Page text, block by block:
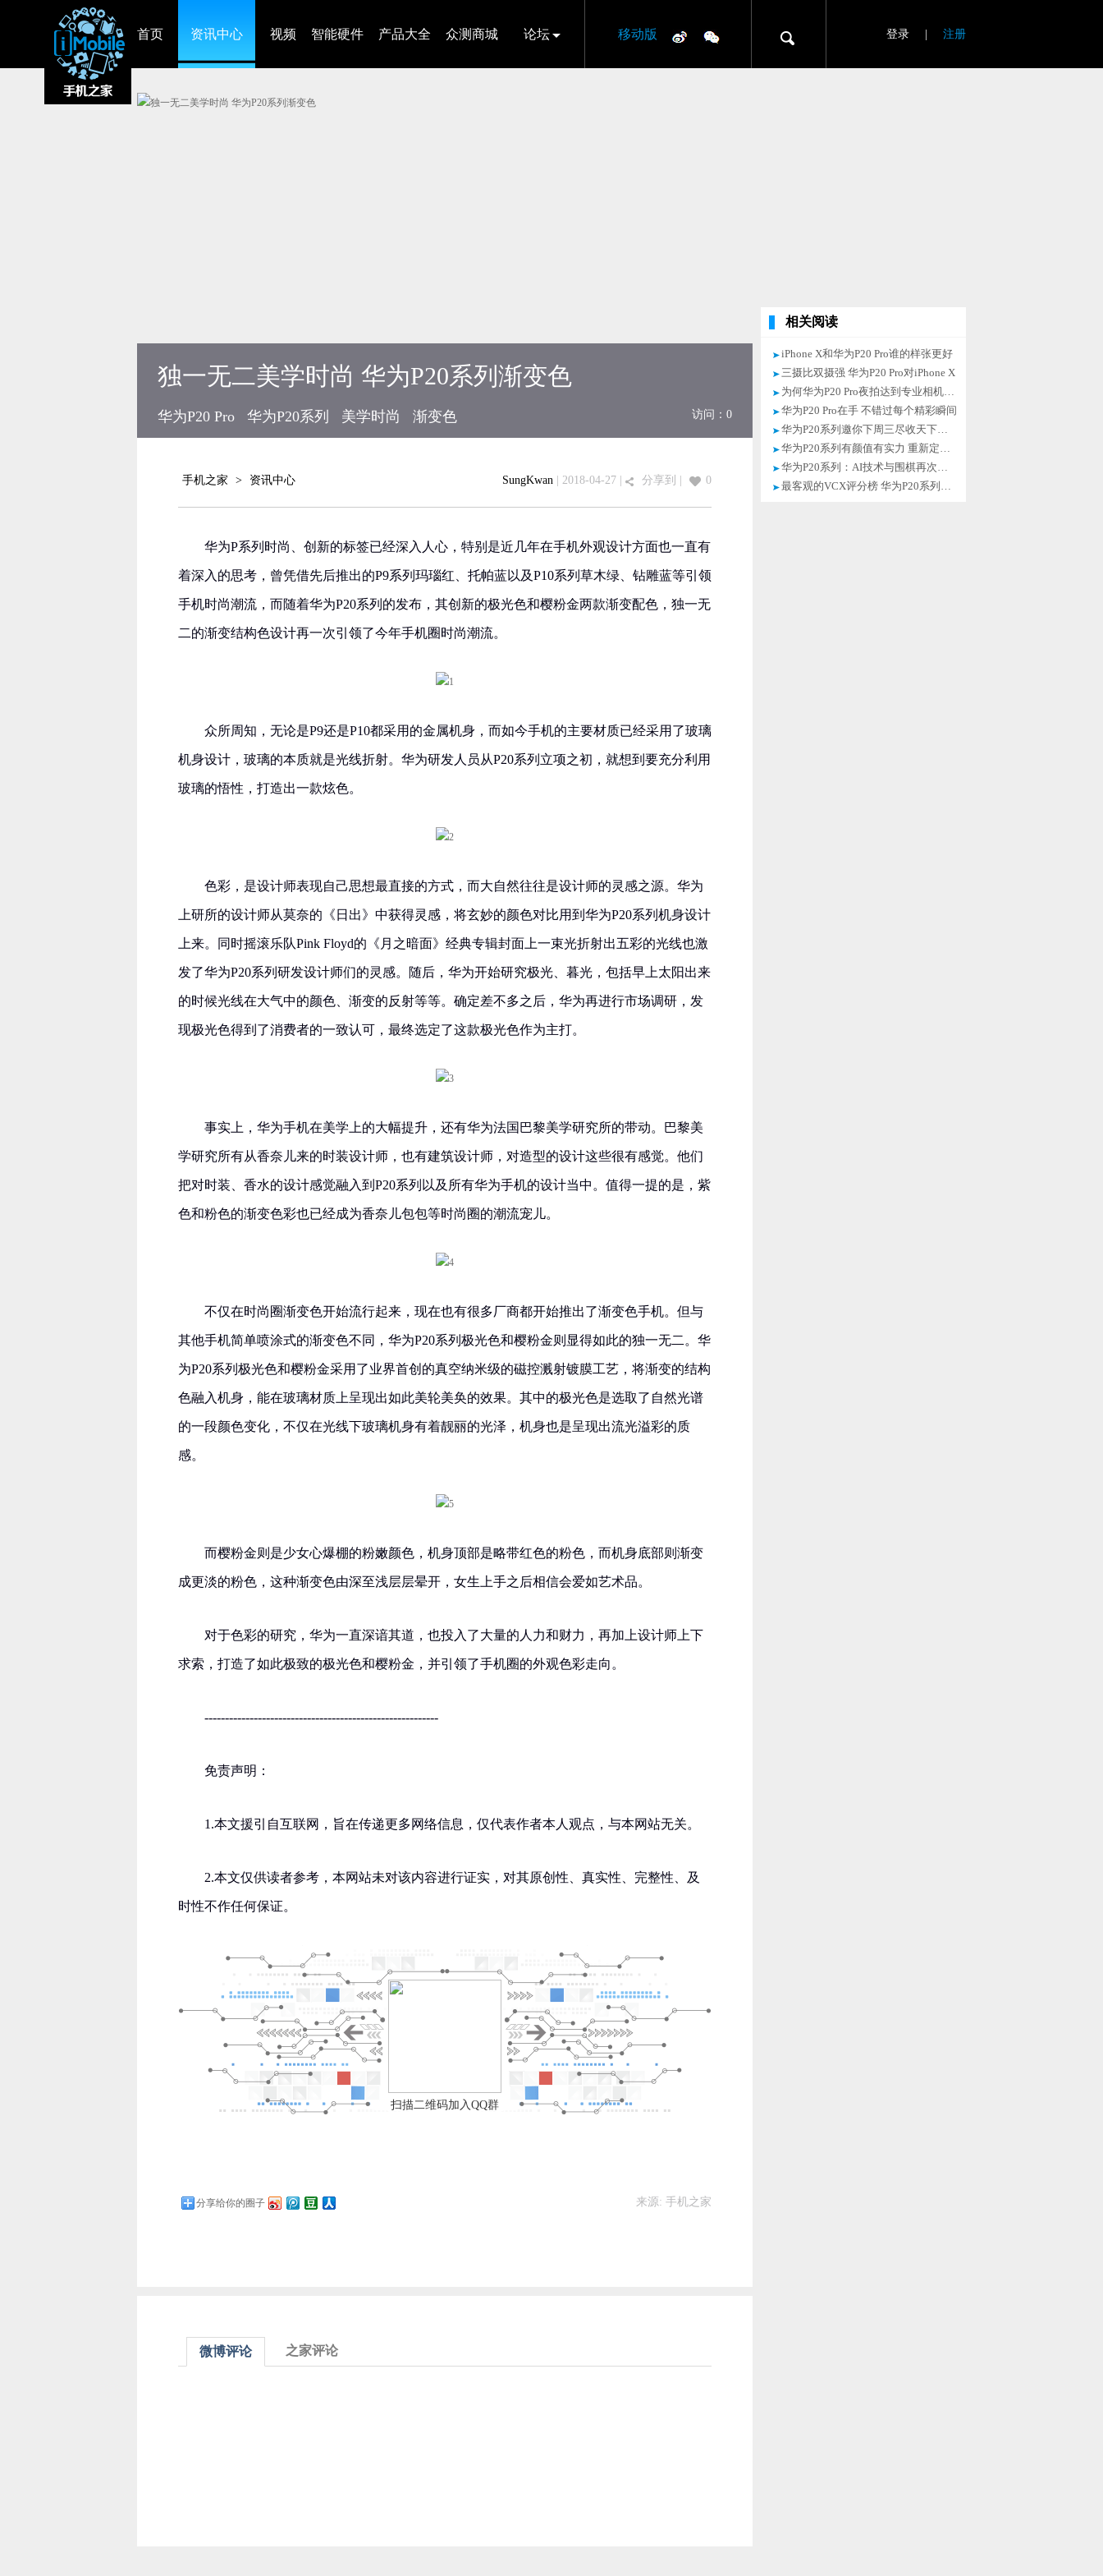
首页 资讯中心 视频 智能硬件 产品大全 众测商城 论坛 移动版 登录 注册
独一无二美学时尚 华为P20系列渐变色
华为P20 Pro 华为P20系列 美学时尚 渐变色 访问： 0
手机之家 > 资讯中心 SungKwan | 2018-04-27 | 分享到 0
华为P系列时尚、创新的标签已经深入人心，特别是近几年在手机外观设计方面也一直有
着深入的思考，曾凭借先后推出的P9系列玛瑙红、托帕蓝以及P10系列草木绿、钻雕蓝等引领
手机时尚潮流，而随着华为P20系列的发布，其创新的极光色和樱粉金两款渐变配色，独一无
二的渐变结构色设计再一次引领了今年手机圈时尚潮流。
众所周知，无论是P9还是P10都采用的金属机身，而如今手机的主要材质已经采用了玻璃
机身设计，玻璃的本质就是光线折射。华为研发人员从P20系列立项之初，就想到要充分利用
玻璃的悟性，打造出一款炫色。
色彩，是设计师表现自己思想最直接的方式，而大自然往往是设计师的灵感之源。华为
上研所的设计师从莫奈的《日出》中获得灵感，将玄妙的颜色对比用到华为P20系列机身设计
上来。同时摇滚乐队Pink Floyd的《月之暗面》经典专辑封面上一束光折射出五彩的光线也激
发了华为P20系列研发设计师们的灵感。随后，华为开始研究极光、暮光，包括早上太阳出来
的时候光线在大气中的颜色、渐变的反射等等。确定差不多之后，华为再进行市场调研，发
现极光色得到了消费者的一致认可，最终选定了这款极光色作为主打。
事实上，华为手机在美学上的大幅提升，还有华为法国巴黎美学研究所的带动。巴黎美
学研究所有从香奈儿来的时装设计师，也有建筑设计师，对造型的设计这些很有感觉。他们
把对时装、香水的设计感觉融入到P20系列以及所有华为手机的设计当中。值得一提的是，紫
色和粉色的渐变色彩也已经成为香奈儿包包等时尚圈的潮流宠儿。
不仅在时尚圈渐变色开始流行起来，现在也有很多厂商都开始推出了渐变色手机。但与
其他手机简单喷涂式的渐变色不同，华为P20系列极光色和樱粉金则显得如此的独一无二。华
为P20系列极光色和樱粉金采用了业界首创的真空纳米级的磁控溅射镀膜工艺，将渐变的结构
色融入机身，能在玻璃材质上呈现出如此美轮美奂的效果。其中的极光色是选取了自然光谱
的一段颜色变化，不仅在光线下玻璃机身有着靓丽的光泽，机身也是呈现出流光溢彩的质
感。
而樱粉金则是少女心爆棚的粉嫩颜色，机身顶部是略带红色的粉色，而机身底部则渐变
成更淡的粉色，这种渐变色由深至浅层层晕开，女生上手之后相信会爱如艺术品。
对于色彩的研究，华为一直深谙其道，也投入了大量的人力和财力，再加上设计师上下
求索，打造了如此极致的极光色和樱粉金，并引领了手机圈的外观色彩走向。
---------------------------------------------------------
免责声明：
1.本文援引自互联网，旨在传递更多网络信息，仅代表作者本人观点，与本网站无关。
2.本文仅供读者参考，本网站未对该内容进行证实，对其原创性、真实性、完整性、及
时性不作任何保证。
扫描二维码加入QQ群
分享给你的圈子 来源: 手机之家
微博评论 之家评论
相关阅读
iPhone X和华为P20 Pro谁的样张更好
三摄比双摄强 华为P20 Pro对iPhone X
为何华为P20 Pro夜拍达到专业相机效果
华为P20 Pro在手 不错过每个精彩瞬间
华为P20系列邀你下周三尽收天下到眼底
华为P20系列有颜值有实力 重新定义美
华为P20系列：AI技术与围棋再次相遇
最客观的VCX评分榜 华为P20系列登顶